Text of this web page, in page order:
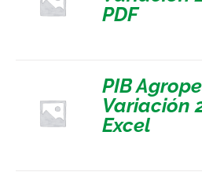
PDF
PIB
Variación
Excel